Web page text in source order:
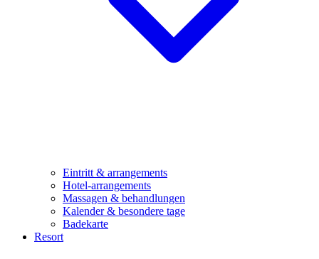
Eintritt & arrangements
Hotel-arrangements
Massagen & behandlungen
Kalender & besondere tage
Badekarte
Resort